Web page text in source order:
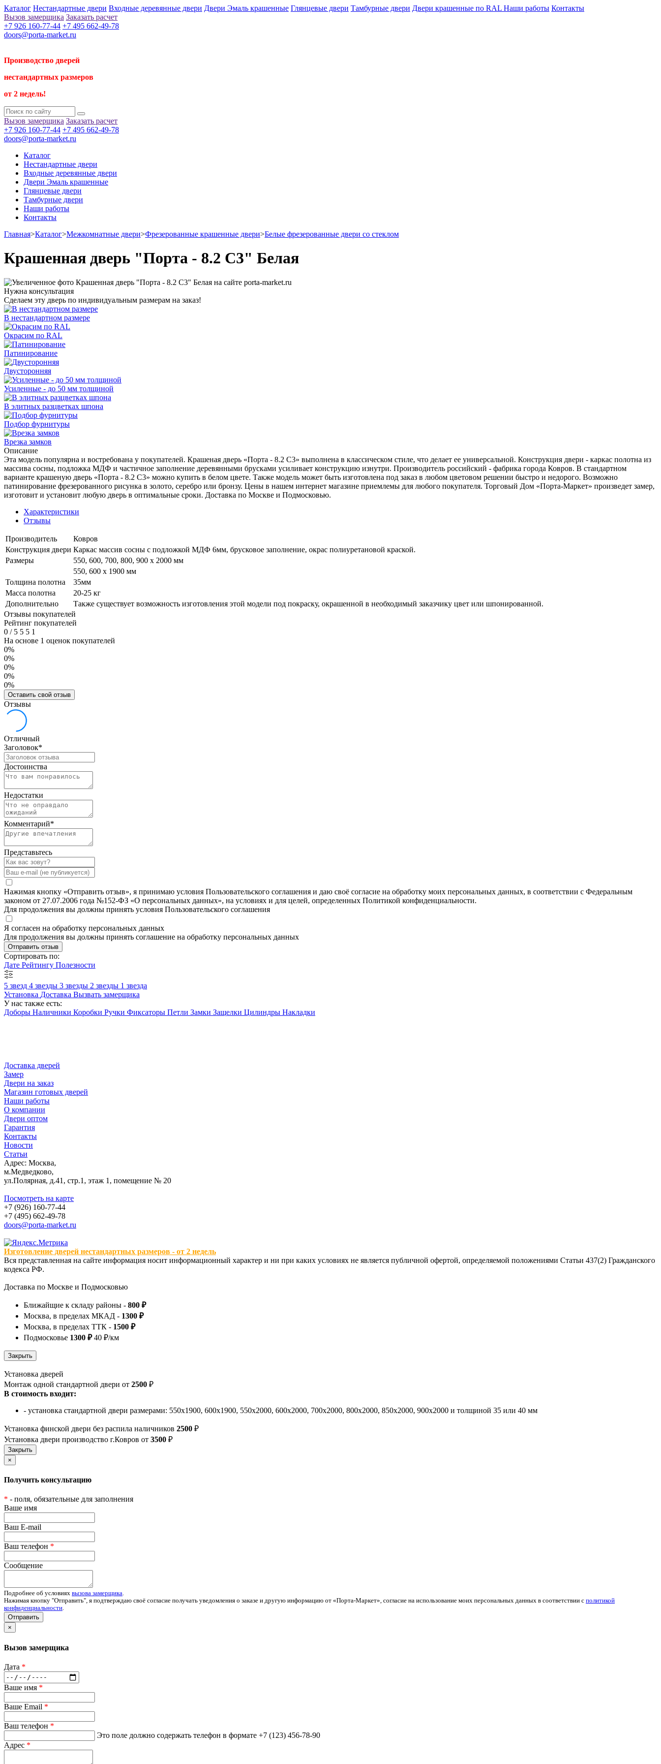
Каталог Нестандартные двери Входные деревянные двери Двери Эмаль крашенные Глянцевые двери Тамбурные двери Двери крашенные по RAL Наши работы Контакты
Вызов замерщика Заказать расчет
+7 926 160-77-44 +7 495 662-49-78
doors@porta-market.ru
Производство дверей
нестандартных размеров
от 2 недель!
Вызов замерщика Заказать расчет
+7 926 160-77-44 +7 495 662-49-78
doors@porta-market.ru
Каталог
Нестандартные двери
Входные деревянные двери
Двери Эмаль крашенные
Глянцевые двери
Тамбурные двери
Наши работы
Контакты
Главная>Каталог>Межкомнатные двери>Фрезерованные крашенные двери>Белые фрезерованные двери со стеклом
Крашенная дверь "Порта - 8.2 С3" Белая
Нужна консультация
Сделаем эту дверь по индивидуальным размерам на заказ!
В нестандартном размере
Окрасим по RAL
Патинирование
Двусторонняя
Усиленные - до 50 мм толщиной
В элитных разцветках шпона
Подбор фурнитуры
Врезка замков
Описание
Эта модель популярна и востребована у покупателей. Крашеная дверь «Порта - 8.2 С3» выполнена в классическом стиле, что делает ее универсальной. Конструкция двери - каркас полотна из
массива сосны, подложка МДФ и частичное заполнение деревянными брусками усиливает конструкцию изнутри. Производитель российский - фабрика города Ковров. В стандартном
варианте крашеную дверь «Порта - 8.2 С3» можно купить в белом цвете. Также модель может быть изготовлена под заказ в любом цветовом решении быстро и недорого. Возможно
патинирование фрезерованного рисунка в золото, серебро или бронзу. Цены в нашем интернет магазине приемлемы для любого покупателя. Торговый Дом «Порта-Маркет» произведет замер,
изготовит и установит любую дверь в оптимальные сроки. Доставка по Москве и Подмосковью.
Характеристики
Отзывы
Производитель
Ковров
Конструкция двери Каркас массив сосны с подложкой МДФ 6мм, брусковое заполнение, окрас полиуретановой краской.
Размеры
550, 600, 700, 800, 900 x 2000 мм
550, 600 х 1900 мм
Толщина полотна
35мм
Масса полотна
20-25 кг
Дополнительно
Также существует возможность изготовления этой модели под покраску, окрашенной в необходимый заказчику цвет или шпонированной.
Отзывы покупателей
Рейтинг покупателей
0 /5 5 5 1
На основе 1 оценок покупателей
0%
0%
0%
0%
0%
Оставить свой отзыв
Отзывы
Отличный
Заголовок*
Достоинства
Недостатки
Комментарий*
Представьтесь
Нажимая кнопку «Отправить отзыв», я принимаю условия Пользовательского соглашения и даю своё согласие на обработку моих персональных данных, в соответствии с Федеральным
законом от 27.07.2006 года №152-ФЗ «О персональных данных», на условиях и для целей, определенных Политикой конфиденциальности.
Для продолжения вы должны принять условия Пользовательского соглашения
Я согласен на обработку персональных данных
Для продолжения вы должны принять соглашение на обработку персональных данных
Отправить отзыв
Сортировать по:
Дате Рейтингу Полезности
5 звезд 4 звезды 3 звезды 2 звезды 1 звезда
Установка Доставка Вызвать замерщика
У нас также есть:
Доборы Наличники Коробки Ручки Фиксаторы Петли Замки Защелки Цилиндры Накладки
Доставка дверей
Замер
Двери на заказ
Магазин готовых дверей
Наши работы
О компании
Двери оптом
Гарантия
Контакты
Новости
Статьи
Адрес: Москва,
м.Медведково,
ул.Полярная, д.41, стр.1, этаж 1, помещение № 20
Посмотреть на карте
+7 (926) 160-77-44
+7 (495) 662-49-78
doors@porta-market.ru
Изготовление дверей нестандартных размеров - от 2 недель
Вся представленная на сайте информация носит информационный характер и ни при каких условиях не является публичной офертой, определяемой положениями Статьи 437(2) Гражданского
кодекса РФ.
Доставка по Москве и Подмосковью
Ближайщие к складу районы - 800 ₽
Москва, в пределах МКАД - 1300 ₽
Москва, в пределах ТТК - 1500 ₽
Подмосковье 1300 ₽40 ₽/км
Установка дверей
Монтаж одной стандартной двери от 2500 ₽
В стоимость входит:
- установка стандартной двери размерами: 550х1900, 600х1900, 550х2000, 600х2000, 700х2000, 800х2000, 850х2000, 900х2000 и толщиной 35 или 40 мм
Установка финской двери без распила наличников 2500 ₽
Установка двери производство г.Ковров от 3500 ₽
×
Получить консультацию
* - поля, обязательные для заполнения
Ваше имя
Ваш E-mail
Ваш телефон *
Сообщение
Подробнее об условиях вызова замерщика.
Нажимая кнопку "Отправить", я подтверждаю своё согласие получать уведомления о заказе и другую информацию от «Порта-Маркет», согласие на использование моих персональных данных в соответствии с политикой
конфиденциальности.
Отправить
×
Вызов замерщика
Дата *
Ваше имя *
Ваше Email *
Ваш телефон *
Это поле должно содержать телефон в формате +7 (123) 456-78-90
Адрес *